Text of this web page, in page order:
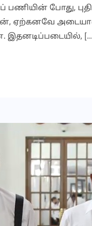
போது,
ஏற்கனவே அடையாளம்
இதனடிப்படையில், […]